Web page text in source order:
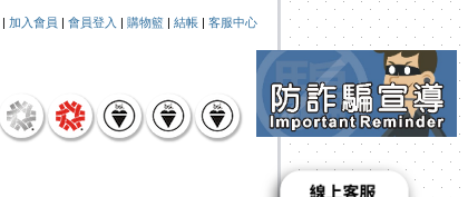
| 加入會員 | 會員登入 | 購物籃 | 結帳 | 客服中心